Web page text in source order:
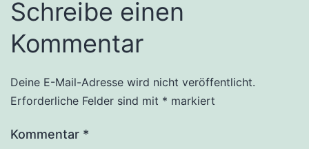
Schreibe einen
Kommentar
Deine E-Mail-Adresse wird nicht veröffentlicht.
Erforderliche Felder sind mit * markiert
Kommentar *